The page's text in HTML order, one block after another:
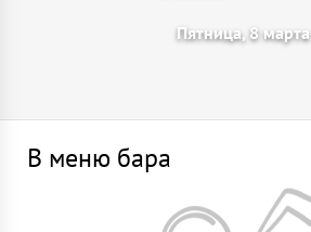
Пятница, 8 марта
В меню бара